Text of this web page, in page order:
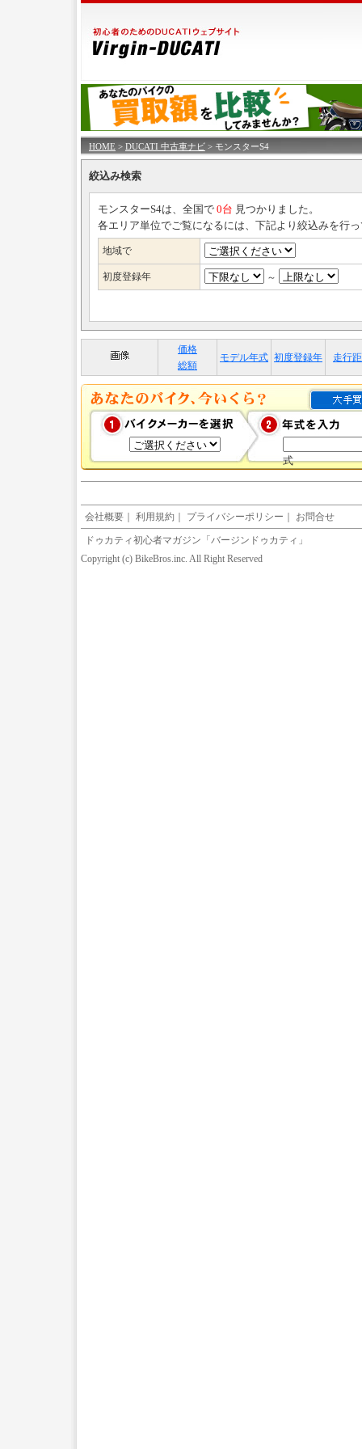
HOME > DUCATI 中古車ナビ > モンスターS4
絞込み検索
モンスターS4は、全国で 0台 見つかりました。
各エリア単位でご覧になるには、下記より絞込みを行
地域で
初度登録年 ～
価格
総額
モデル年式 初度登録年 走行
式
会社概要 ｜ 利用規約 ｜ プライバシーポリシー ｜ お問合せ
ドゥカティ初心者マガジン「バージンドゥカティ」
Copyright (c) BikeBros.inc. All Right Reserved